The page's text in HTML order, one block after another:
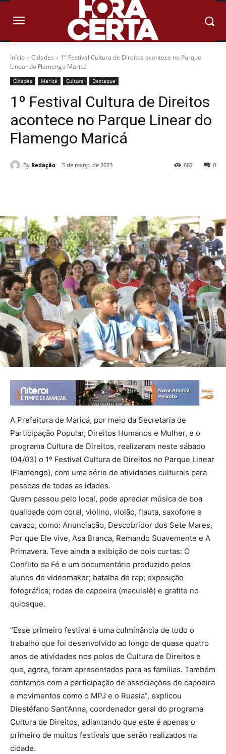
Início Cidades
1º Festival Cultura de Direitos acontece no Parque
Linear do Flamengo Maricá
Cidades Maricá Cultura Destaque
1º Festival Cultura de Direitos
acontece no Parque Linear do
Flamengo Maricá
By Redação 5 de março de 2023 0
682
A Prefeitura de Maricá, por meio da Secretaria de
Participação Popular, Direitos Humanos e Mulher, e o
programa Cultura de Direitos, realizaram neste sábado
(04/03) o 1º Festival Cultura de Direitos no Parque Linear
(Flamengo), com uma série de atividades culturais para
pessoas de todas as idades.
Quem passou pelo local, pode apreciar música de boa
qualidade com coral, violino, violão, flauta, saxofone e
cavaco, como: Anunciação, Descobridor dos Sete Mares,
Por que Ele vive, Asa Branca, Remando Suavemente e A
Primavera. Teve ainda a exibição de dois curtas: O
Conflito da Fé e um documentário produzido pelos
alunos de videomaker; batalha de rap; exposição
fotográfica; rodas de capoeira (maculelê) e grafite no
quiosque.
“Esse primeiro festival é uma culminância de todo o
trabalho que foi desenvolvido ao longo de quase quatro
anos de atividades nos polos de Cultura de Direitos e
que, agora, foram apresentados para as famílias. Também
contamos com a participação de associações de capoeira
e movimentos como o MPJ e o Ruasia”, explicou
Diestéfano Sant’Anna, coordenador geral do programa
Cultura de Direitos, adiantando que este é apenas o
primeiro de muitos festivais que serão realizados na
cidade.